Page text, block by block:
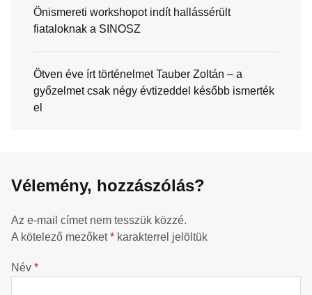
Önismereti workshopot indít hallássérült
fiataloknak a SINOSZ
Ötven éve írt történelmet Tauber Zoltán – a
győzelmet csak négy évtizeddel később ismerték
el
Vélemény, hozzászólás?
Az e-mail címet nem tesszük közzé.
A kötelező mezőket* karakterrel jelöltük
Név *